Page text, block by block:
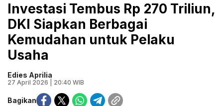
Investasi Tembus Rp 270 Triliun,
DKI Siapkan Berbagai
Kemudahan untuk Pelaku
Usaha
Edies Aprilia
27 April 2026 | 20:40 WIB
Bagikan